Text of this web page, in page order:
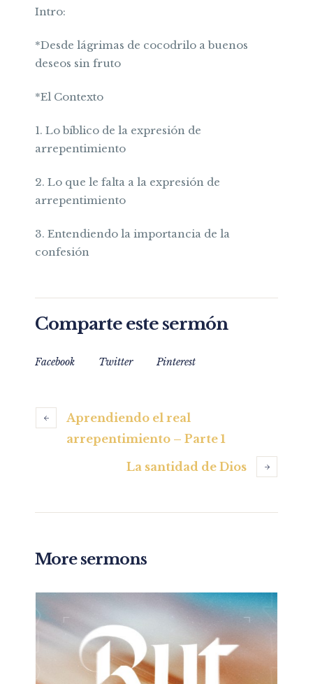
Intro:
*Desde lágrimas de cocodrilo a buenos
deseos sin fruto
*El Contexto
1. Lo bíblico de la expresión de
arrepentimiento
2. Lo que le falta a la expresión de
arrepentimiento
3. Entendiendo la importancia de la
confesión
Comparte este sermón
Facebook Twitter Pinterest
Aprendiendo el real
arrepentimiento – Parte 1
La santidad de Dios
More sermons